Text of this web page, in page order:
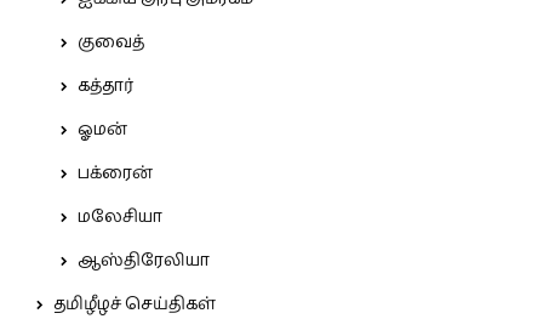
குவைத்
கத்தார்
ஓமன்
பக்ரைன்
மலேசியா
ஆஸ்திரேலியா
தமிழீழச் செய்திகள்